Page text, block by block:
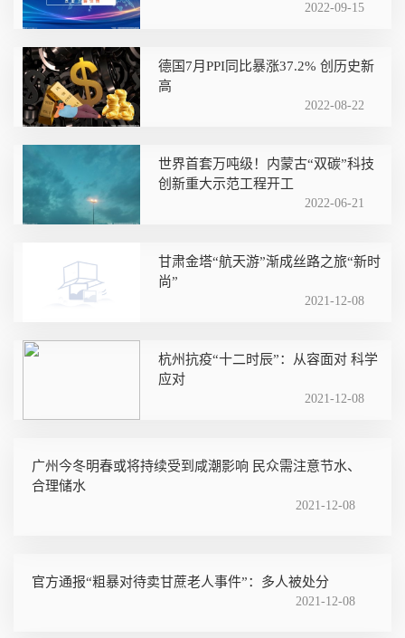
2022-09-15
德国7月PPI同比暴涨37.2% 创历史新
高
2022-08-22
世界首套万吨级！内蒙古“双碳”科技
创新重大示范工程开工
2022-06-21
甘肃金塔“航天游”渐成丝路之旅“新时
尚”
2021-12-08
杭州抗疫“十二时辰”：从容面对 科学
应对
2021-12-08
广州今冬明春或将持续受到咸潮影响 民众需注意节水、
合理储水
2021-12-08
官方通报“粗暴对待卖甘蔗老人事件”：多人被处分
2021-12-08